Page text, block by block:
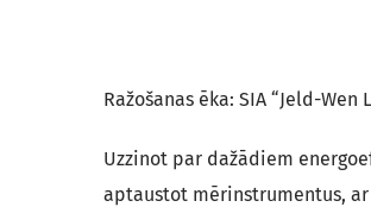
Ražošanas ēka: SIA “Jeld-Wen
Uzzinot par dažādiem
aptaustot mērinstrumentus,